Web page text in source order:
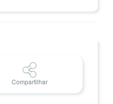
Compartilhar